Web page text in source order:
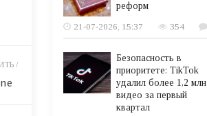
/
реформ
21-07-2026, 15:37
354
Безопасность в
приоритете: TikTok
удалил более 1,2 млн
видео за первый
квартал